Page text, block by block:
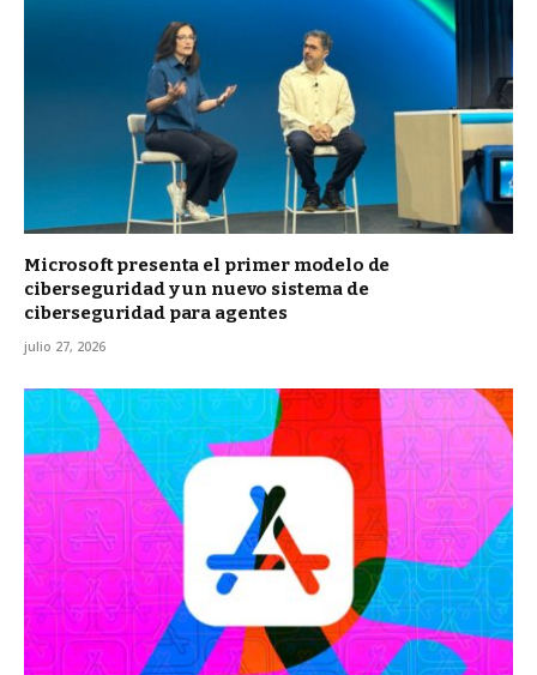
Microsoft presenta el primer modelo de
ciberseguridad y un nuevo sistema de
ciberseguridad para agentes
julio 27, 2026